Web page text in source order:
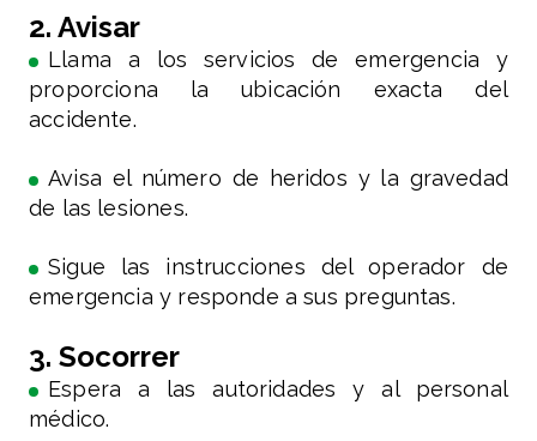
2. Avisar
Llama a los servicios de emergencia y
proporciona la ubicación exacta del
accidente.
Avisa el número de heridos y la gravedad
de las lesiones.
Sigue las instrucciones del operador de
emergencia y responde a sus preguntas.
3. Socorrer
Espera a las autoridades y al personal
médico.